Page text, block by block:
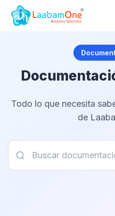
Todo lo que necesita
de